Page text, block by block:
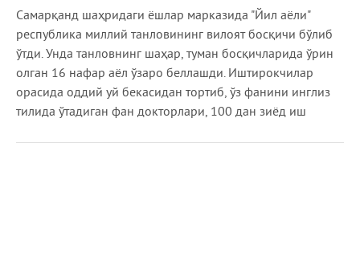
Самарқанд шаҳридаги ёшлар марказида "Йил аёли"
республика миллий танловининг вилоят босқичи бўлиб
ўтди. Унда танловнинг шаҳар, туман босқичларида ўрин
олган 16 нафар аёл ўзаро беллашди. Иштирокчилар
орасида оддий уй бекасидан тортиб, ўз фанини инглиз
тилида ўтадиган фан докторлари, 100 дан зиёд иш